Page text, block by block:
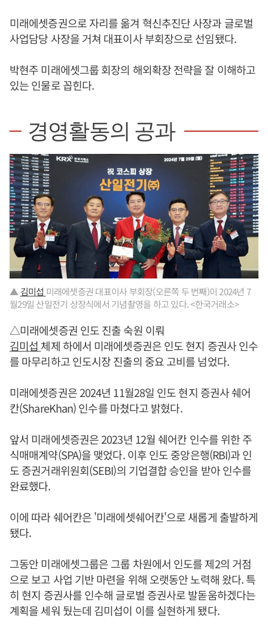
미래에셋증권으로 자리를 옮겨 혁신추진단 사장과 글로벌
사업담당 사장을 거쳐 대표이사 부회장으로 선임됐다.
박현주 미래에셋그룹 회장의 해외확장 전략을 잘 이해하고
있는 인물로 꼽힌다.
경영활동의 공과
▲ 김미섭 미래에셋증권 대표이사 부회장(오른쪽 두 번째)이 2024년 7
월29일 산일전기 상장식에서 기념촬영을 하고 있다. <한국거래소>
△미래에셋증권 인도 진출 숙원 이뤄
김미섭 체제 하에서 미래에셋증권은 인도 현지 증권사 인수
를 마무리하고 인도시장 진출의 중요 고비를 넘었다.
미래에셋증권은 2024년 11월28일 인도 현지 증권사 쉐어
칸(ShareKhan) 인수를 마쳤다고 밝혔다.
앞서 미래에셋증권은 2023년 12월 쉐어칸 인수를 위한 주
식매매계약(SPA)을 맺었다. 이후 인도 중앙은행(RBI)과 인
도 증권거래위원회(SEBI)의 기업결합 승인을 받아 인수를
완료했다.
이에 따라 쉐어칸은 '미래에셋쉐어칸'으로 새롭게 출발하게
됐다.
그동안 미래에셋그룹은 그룹 차원에서 인도를 제2의 거점
으로 보고 사업 기반 마련을 위해 오랫동안 노력해 왔다. 특
히 현지 증권사를 인수해 글로벌 증권사로 발돋움하겠다는
계획을 세워 뒀는데 김미섭이 이를 실현하게 됐다.